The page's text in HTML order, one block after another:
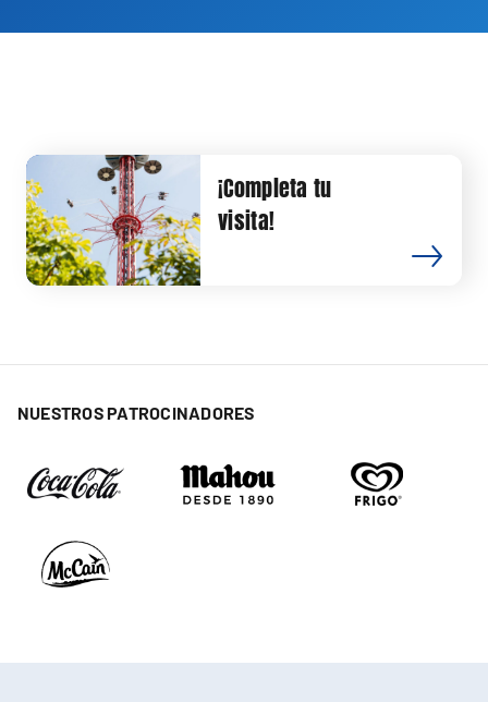
¡Completa tu
visita!
NUESTROS PATROCINADORES